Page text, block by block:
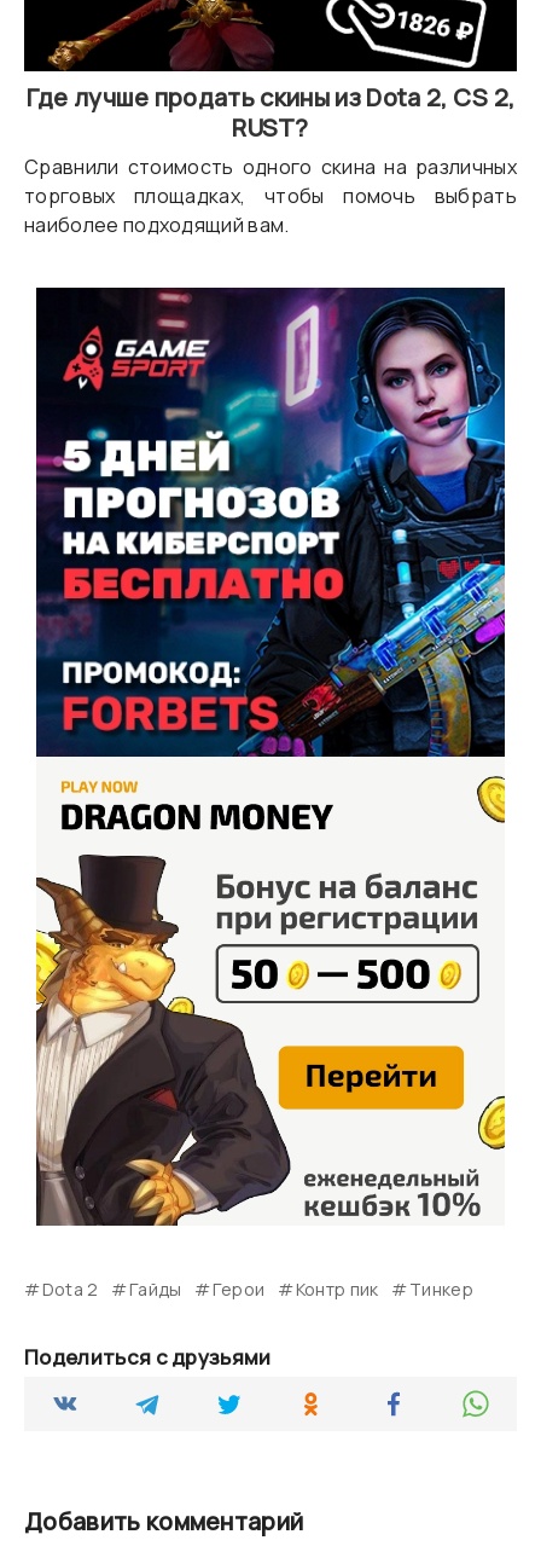
Где лучше продать скины из Dota 2, CS 2,
RUST?
Сравнили стоимость одного скина на различных
торговых площадках, чтобы помочь выбрать
наиболее подходящий вам.
Dota 2 Гайды Герои Контр пик Тинкер
Поделиться с друзьями
Добавить комментарий